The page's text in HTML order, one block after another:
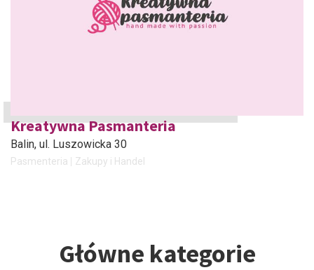
Kreatywna Pasmanteria
Balin, ul. Luszowicka 30
Pasmenteria Zakupy i Handel
Główne kategorie